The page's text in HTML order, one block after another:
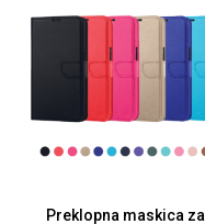
Preklopna maskica za